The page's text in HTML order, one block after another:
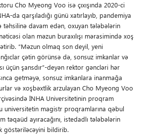
Cho Myeong Voo isə çıxışında 2020-ci
da qarşıladığı günü xatırlayıb, pandemiya
təhsilinə davam edən, oxuyan tələbələrin
olan məzun buraxılışı mərasimində xoş
“Məzun olmaq son deyil, yeni
çətin görünsə də, sonsuz imkanlar və
üçün şansdır”-deyən rektor gəncləri hər
getməyə, sonsuz imkanlara inanmağa
və xoşbəxtlik arzulayan Cho Myeong Voo
İNHA Universitetinin proqram
universitetin magistr proqramlarına qəbul
təqaüd ayıracağını, istedadlı tələbələrin
göstəriləcəyini bildirib.